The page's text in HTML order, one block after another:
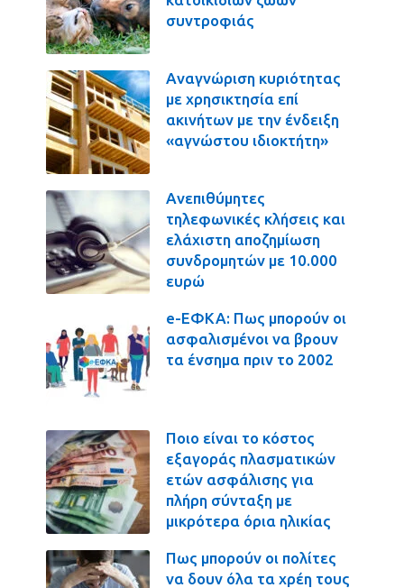
συντροφιάς
Αναγνώριση κυριότητας
με χρησικτησία επί
ακινήτων με την ένδειξη
«αγνώστου ιδιοκτήτη»
Ανεπιθύμητες
τηλεφωνικές κλήσεις και
ελάχιστη αποζημίωση
συνδρομητών με 10.000
ευρώ
e-ΕΦΚΑ: Πως μπορούν οι
ασφαλισμένοι να βρουν
τα ένσημα πριν το 2002
Ποιο είναι το κόστος
εξαγοράς πλασματικών
ετών ασφάλισης για
πλήρη σύνταξη με
μικρότερα όρια ηλικίας
Πως μπορούν οι πολίτες
να δουν όλα τα χρέη τους